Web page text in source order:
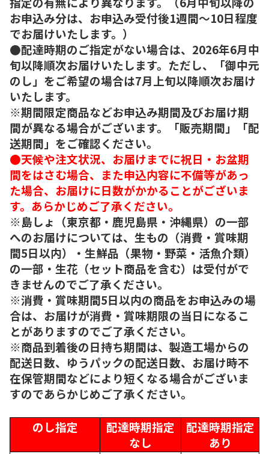
お申込み分は、お申込み受付後1週間～10日程度
でお届けいたします。）
●配達時期のご指定がない場合は、2026年6月中
旬以降順次お届けいたします。ただし、「御中元
のし」をご希望の場合は7月上旬以降順次お届け
いたします。
※期間限定商品などお申込み期間及びお届け期
間が異なる場合がございます。「販売期間」「配
送期間」をご確認ください。
●天候や注文状況、お届けまでに祝日・お盆期
間をはさむ場合、また申込内容に不備等があっ
た場合、お届けに日数がかかることがございま
す。あらかじめご了承ください。
※島しょ（東京都・鹿児島県・沖縄県）の一部
へのお届けについては、生もの（消費・賞味期
間5日以内）・生鮮品（果物・野菜・活魚介類）
の一部・生花（セット商品を含む）は受付がで
きませんのでご了承ください。
※消費・賞味期間5日以内の商品をお申込みの場
合は、お届けが消費・賞味期限の当日になるこ
とがありますのでご了承ください。
※商品到着後の日持ち期間は、製造工場からの
配送日数、ゆうパックの配送日数、お届け時不
在保管期間などにより短くなる場合がございま
すのであらかじめご了承ください。
のし指定
配達時期指定
なし
配達時期指定
あり